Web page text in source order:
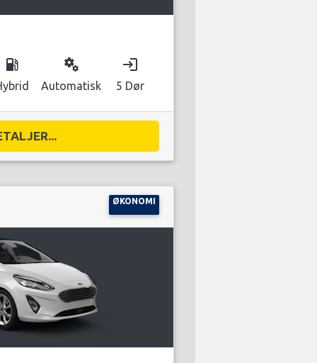
local_gas_station miscellaneous_services
Automatisk
login
5 Dør
ØKONOMI